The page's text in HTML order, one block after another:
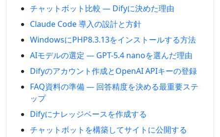
チャットボット比較 — Difyに決めた理由
Claude Code 導入の設計と方針
WindowsにPHP8.3.13をインストールする方法
AIモデルの選定 — GPT-5.4 nanoを選んだ理由
Difyのアカウント作成とOpenAI APIキーの登録
FAQ資料の準備 — 回答精度を決める最重要ステ
ップ
Difyにナレッジベースを作成する
チャットボットを構築してサイトに公開する